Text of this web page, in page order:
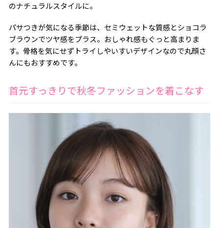
のナチュラルスタイルに。
パサつきが気になる季節は、セミウェットな質感とショコラ
ブラウンでツヤ感をプラス。おしゃれ感もぐっと高まりま
す。骨格を気にせずトライしやいすいデザインなので丸顔さ
んにもおすすめです。
首元すっきりで秋冬ファッションを着こなす